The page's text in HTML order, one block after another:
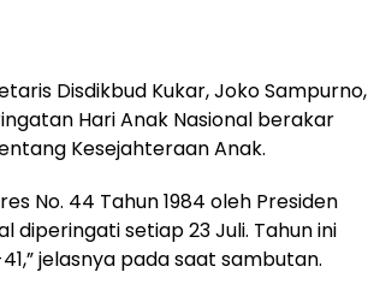
Disdikbud Kukar, Joko Sampurno,
Hari Anak Nasional berakar
Kesejahteraan Anak.
No. 44 Tahun 1984 oleh Presiden
diperingati setiap 23 Juli. Tahun ini
jelasnya pada saat sambutan.